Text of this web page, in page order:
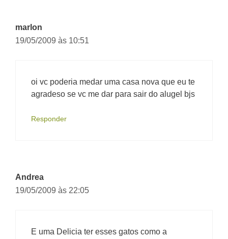
marlon
19/05/2009 às 10:51
oi vc poderia medar uma casa nova que eu te
agradeso se vc me dar para sair do alugel bjs
Responder
Andrea
19/05/2009 às 22:05
E uma Delicia ter esses gatos como a